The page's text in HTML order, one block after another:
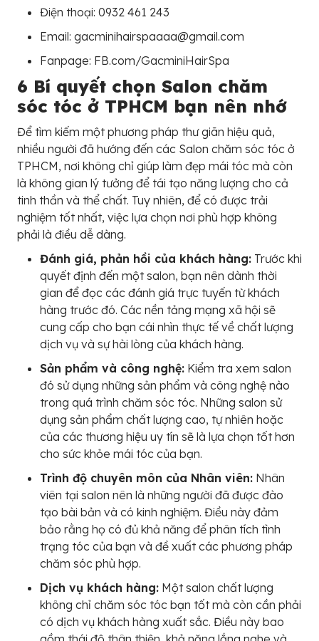
Điện thoại: 0932 461 243
Email: gacminihairspaaaa@gmail.com
Fanpage: FB.com/GacminiHairSpa
6 Bí quyết chọn Salon chăm
sóc tóc ở TPHCM bạn nên nhớ
Để tìm kiếm một phương pháp thư giãn hiệu quả,
nhiều người đã hướng đến các Salon chăm sóc tóc ở
TPHCM, nơi không chỉ giúp làm đẹp mái tóc mà còn
là không gian lý tưởng để tái tạo năng lượng cho cả
tinh thần và thể chất. Tuy nhiên, để có được trải
nghiệm tốt nhất, việc lựa chọn nơi phù hợp không
phải là điều dễ dàng.
Đánh giá, phản hồi của khách hàng: Trước khi
quyết định đến một salon, bạn nên dành thời
gian để đọc các đánh giá trực tuyến từ khách
hàng trước đó. Các nền tảng mạng xã hội sẽ
cung cấp cho bạn cái nhìn thực tế về chất lượng
dịch vụ và sự hài lòng của khách hàng.
Sản phẩm và công nghệ: Kiểm tra xem salon
đó sử dụng những sản phẩm và công nghệ nào
trong quá trình chăm sóc tóc. Những salon sử
dụng sản phẩm chất lượng cao, tự nhiên hoặc
của các thương hiệu uy tín sẽ là lựa chọn tốt hơn
cho sức khỏe mái tóc của bạn.
Trình độ chuyên môn của Nhân viên: Nhân
viên tại salon nên là những người đã được đào
tạo bài bản và có kinh nghiệm. Điều này đảm
bảo rằng họ có đủ khả năng để phân tích tình
trạng tóc của bạn và đề xuất các phương pháp
chăm sóc phù hợp.
Dịch vụ khách hàng: Một salon chất lượng
không chỉ chăm sóc tóc bạn tốt mà còn cần phải
có dịch vụ khách hàng xuất sắc. Điều này bao